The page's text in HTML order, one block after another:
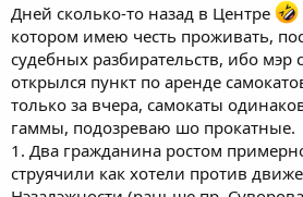
Дней сколько-то назад в Центре
котором имею честь проживать,
судебных разбирательств, ибо мэр
открылся пункт по аренде
только за вчера, самокаты
гаммы, подозреваю шо прокатные.
1. Два гражданина ростом
струячили как хотели против